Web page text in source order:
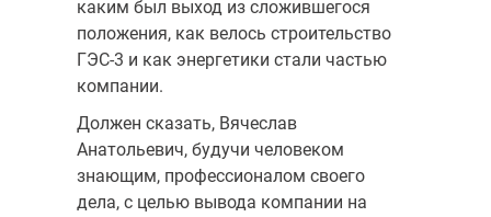
каким был выход из сложившегося
положения, как велось строительство
ГЭС-3 и как энергетики стали частью
компании.
Должен сказать, Вячеслав
Анатольевич, будучи человеком
знающим, профессионалом своего
дела, с целью вывода компании на